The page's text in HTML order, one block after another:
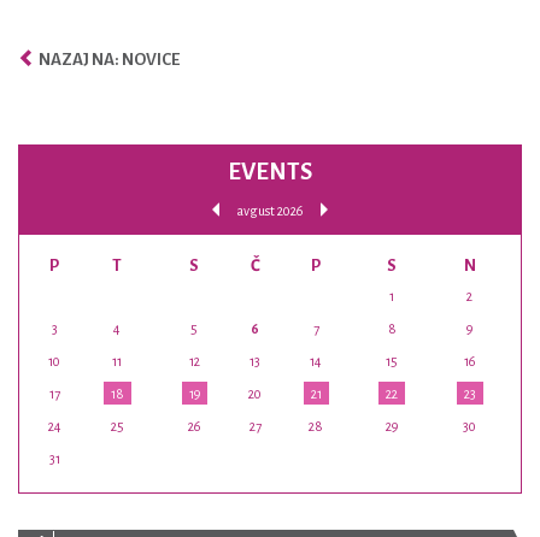
NAZAJ NA: NOVICE
EVENTS
avgust 2026
P T S Č P S N
1 2
3 4 5 6 7 8 9
10 11 12 13 14 15 16
17 18 19 20 21 22 23
24 25 26 27 28 29 30
31